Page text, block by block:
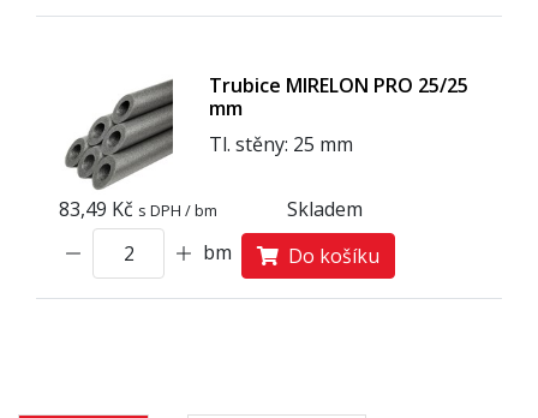
Trubice MIRELON PRO 25/25
mm
Tl. stěny: 25 mm
83,49 Kč s DPH / bm
Skladem
bm
Do košíku